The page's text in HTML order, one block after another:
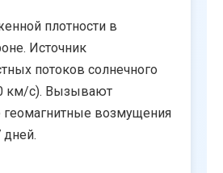
плотности в
Источник
потоков солнечного
км/с). Вызывают
геомагнитные возмущения